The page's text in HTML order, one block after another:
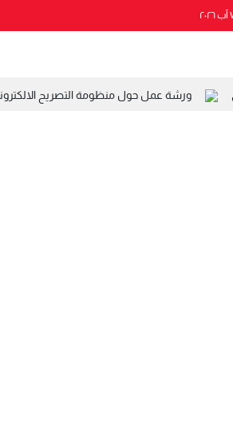
ورشة عمل حول منظومة التصريح الالكتروني